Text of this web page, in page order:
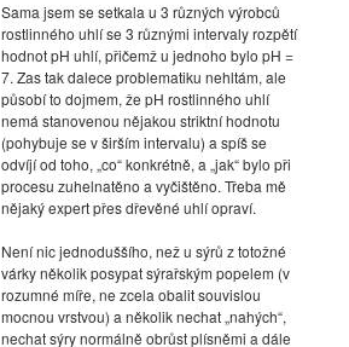
Sama jsem se setkala u 3 různých výrobců
rostlinného uhlí se 3 různými intervaly rozpětí
hodnot pH uhlí, přičemž u jednoho bylo pH =
7. Zas tak dalece problematiku nehltám, ale
působí to dojmem, že pH rostlinného uhlí
nemá stanovenou nějakou striktní hodnotu
(pohybuje se v širším intervalu) a spíš se
odvíjí od toho, „co“ konkrétně, a „jak“ bylo při
procesu zuhelnatěno a vyčištěno. Třeba mě
nějaký expert přes dřevěné uhlí opraví.
Není nic jednoduššího, než u sýrů z totožné
várky několik posypat sýrařským popelem (v
rozumné míře, ne zcela obalit souvislou
mocnou vrstvou) a několik nechat „nahých“,
nechat sýry normálně obrůst plísněmi a dále